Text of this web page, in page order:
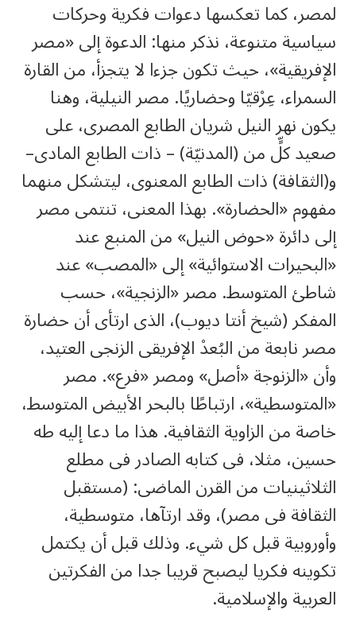
لمصر، كما تعكسها دعوات فكرية وحركات
سياسية متنوعة، نذكر منها: الدعوة إلى «مصر
الإفريقية»، حيث تكون جزءا لا يتجزأ، من القارة
السمراء، عِرْقيّا وحضاريًا. مصر النيلية، وهنا
يكون نهر النيل شريان الطابع المصرى، على
صعيد كلٍّ من (المدنيّة) – ذات الطابع المادى–
و(الثقافة) ذات الطابع المعنوى، ليتشكل منهما
مفهوم «الحضارة». بهذا المعنى، تنتمى مصر
إلى دائرة «حوض النيل» من المنبع عند
«البحيرات الاستوائية» إلى «المصب» عند
شاطئ المتوسط. مصر «الزنجية»، حسب
المفكر (شيخ أنتا ديوب)، الذى ارتأى أن حضارة
مصر نابعة من البُعدْ الإفريقى الزنجى العتيد،
وأن «الزنوجة «أصل» ومصر «فرع». مصر
«المتوسطية»، ارتباطًا بالبحر الأبيض المتوسط،
خاصة من الزاوية الثقافية. هذا ما دعا إليه طه
حسين، مثلا، فى كتابه الصادر فى مطلع
الثلاثينيات من القرن الماضى: (مستقبل
الثقافة فى مصر)، وقد ارتآها، متوسطية،
وأوروبية قبل كل شيء. وذلك قبل أن يكتمل
تكوينه فكريا ليصبح قريبا جدا من الفكرتين
العربية والإسلامية.